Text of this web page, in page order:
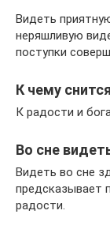
Видеть
неряшливую
поступки
К чему
К радости и
Во сне
Видеть во сне
предсказывает
радости.